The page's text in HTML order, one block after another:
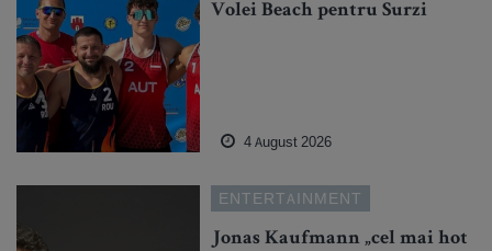
Volei Beach pentru Surzi
4 August 2026
ENTERTAINMENT
Jonas Kaufmann „cel mai hot